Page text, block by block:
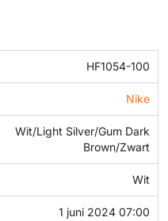
HF1054-100
Nike
Wit/Light Silver/Gum Dark
Brown/Zwart
Wit
1 juni 2024 07:00